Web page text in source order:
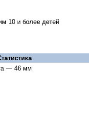
10 и более детей
— 46 мм